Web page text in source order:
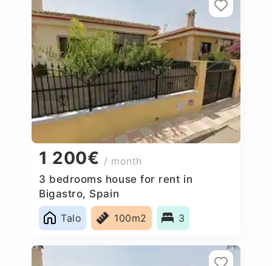
1 200€ / month
3 bedrooms house for rent in
Bigastro, Spain
Talo
100m2 3